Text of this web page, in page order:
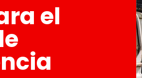
el